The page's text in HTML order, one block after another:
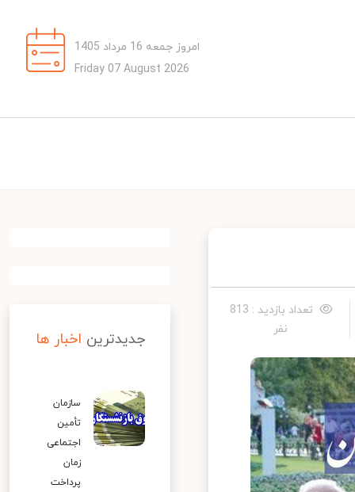
امروز جمعه 16 مرداد 1405
Friday 07 August 2026
تعداد بازدید : 813
نفر
جدیدترین اخبار ها
سازمان
تأمین
اجتماعی
زمان
پرداخت